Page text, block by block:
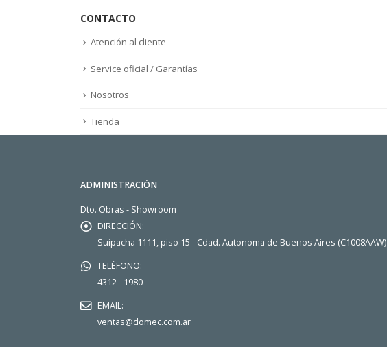
CONTACTO
Atención al cliente
Service oficial / Garantías
Nosotros
Tienda
ADMINISTRACIÓN
Dto. Obras - Showroom
DIRECCIÓN:
Suipacha 1111, piso 15 - Cdad. Autonoma de Buenos Aires (C1008AAW)
TELÉFONO:
4312 - 1980
EMAIL:
ventas@domec.com.ar